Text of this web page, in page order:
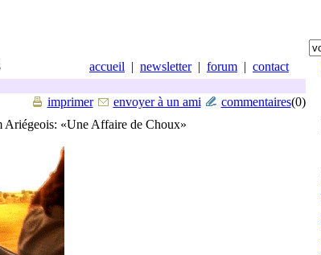
accueil | newsletter| forum | contact
imprimer envoyer à un ami commentaires(0)
«Une Affaire de Choux»